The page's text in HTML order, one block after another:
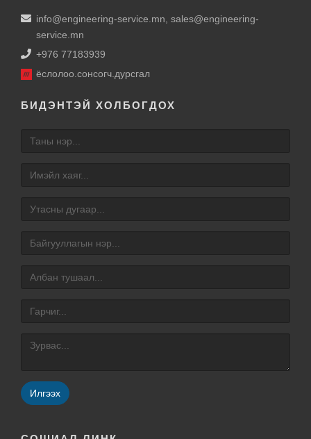
info@engineering-service.mn sales@engineering-
service.mn
+976 77183939
ёслолоо.сонсогч.дурсгал
БИДЭНТЭЙ ХОЛБОГДОХ
Илгээх